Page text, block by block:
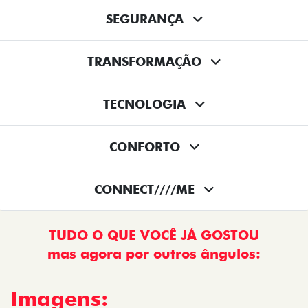
SEGURANÇA
TRANSFORMAÇÃO
TECNOLOGIA
CONFORTO
CONNECT////ME
TUDO O QUE VOCÊ JÁ GOSTOU
mas agora por outros ângulos:
Imagens: